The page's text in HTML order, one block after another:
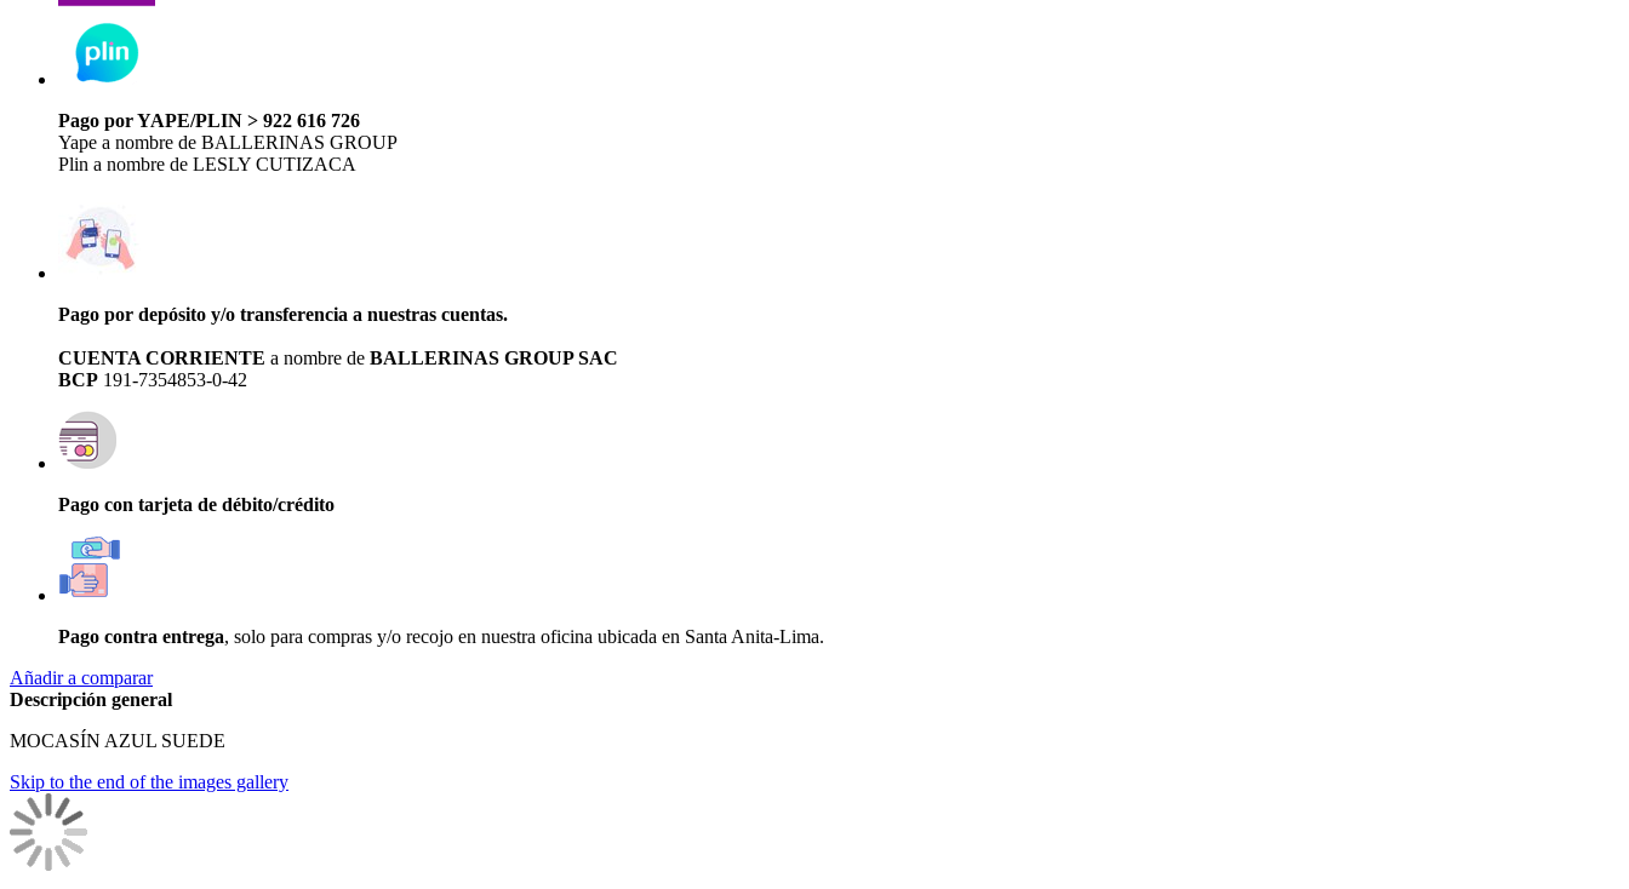
Pago por YAPE/PLIN > 922 616 726
Yape a nombre de BALLERINAS GROUP
Plin a nombre de LESLY CUTIZACA
Pago por depósito y/o transferencia a nuestras cuentas.
CUENTA CORRIENTE a nombre de BALLERINAS GROUP SAC
BCP 191-7354853-0-42
Pago con tarjeta de débito/crédito
Pago contra entrega, solo para compras y/o recojo en nuestra oficina ubicada en Santa Anita-Lima.
Añadir a comparar
Descripción general
MOCASÍN AZUL SUEDE
Skip to the end of the images gallery